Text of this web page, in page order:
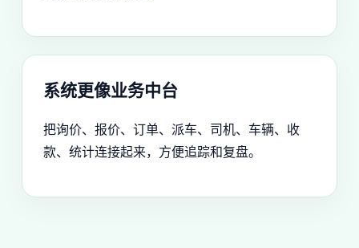
系统更像业务中台
把询价、报价、订单、派车、司机、车辆、收
款、统计连接起来，方便追踪和复盘。